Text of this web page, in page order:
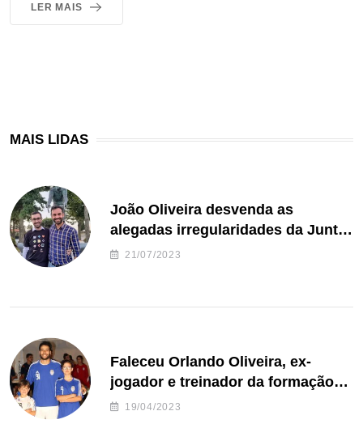
LER MAIS
MAIS LIDAS
João Oliveira desvenda as
alegadas irregularidades da Junta
de Freguesia S. João de Ver
21/07/2023
Faleceu Orlando Oliveira, ex-
jogador e treinador da formação
de andebol do Feirense
19/04/2023